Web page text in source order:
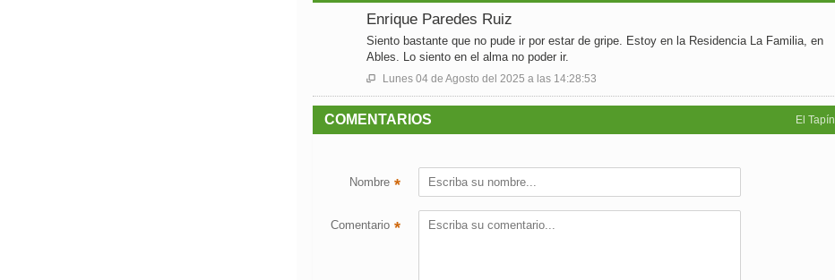
Enrique Paredes Ruiz
Siento bastante que no pude ir por estar de gripe. Estoy en la Residencia La Familia, en
Ables. Lo siento en el alma no poder ir.
 Lunes 04 de Agosto del 2025 a las 14:28:53
El Tapín
COMENTARIOS
Nombre *
Comentario *